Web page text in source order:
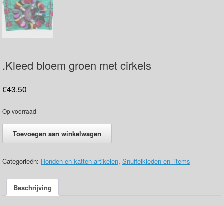
.Kleed bloem groen met cirkels
€43.50
Op voorraad
bloem
met
cirkels
Toevoegen aan winkelwagen
Categorieën: Honden en katten artikelen, Snuffelkleden en -items
Beschrijving